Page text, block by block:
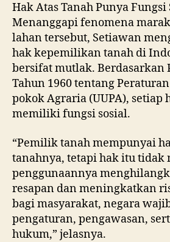
Hak Atas Tanah Punya Fungsi
Menanggapi fenomena
lahan tersebut, Setiawan
hak kepemilikan tanah di
bersifat mutlak. Berdasarkan
Tahun 1960 tentang
pokok Agraria (UUPA), setiap
memiliki fungsi sosial.
“Pemilik tanah mempunyai
tanahnya, tetapi hak itu tidak
penggunaannya
resapan dan meningkatkan
bagi masyarakat, negara
pengaturan, pengawasan,
hukum,” jelasnya.